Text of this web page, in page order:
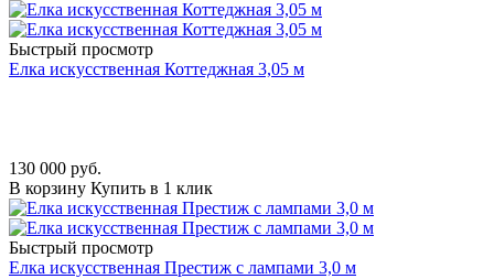
Быстрый просмотр
Елка искусственная Коттеджная 3,05 м
130 000 руб.
В корзину Купить в 1 клик
Быстрый просмотр
Елка искусственная Престиж с лампами 3,0 м